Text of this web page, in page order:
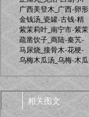
广西美登木_广西-卵形
金钱汤_瓷罐-古钱-精
紫茉莉叶_南宁市-紫茉
疏凿饮子_商陆-秦艽-
马尿烧_接骨木-花梗-
乌梅木瓜汤_乌梅-木瓜
相关图文